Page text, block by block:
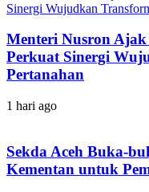
Menteri Nusron
Perkuat Sinergi
Pertanahan
1 hari ago
Sekda Aceh Buka-
Kementan untuk